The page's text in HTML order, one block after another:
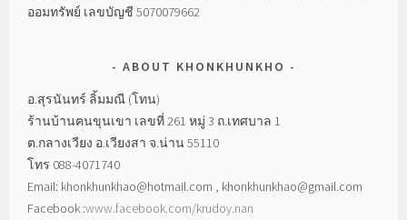
ออมทรัพย์ เลขบัญชี 5070079662
ABOUT KHONKHUNKHO
อ.สุรนันทร์ ลิ้มมณี (โทน)
ร้านบ้านฅนขุนเขา เลขที่ 261 หมู่ 3 ถ.เทศบาล 1
ต.กลางเวียง อ.เวียงสา จ.น่าน 55110
โทร 088-4071740
Email: khonkhunkhao@hotmail.com , khonkhunkhao@gmail.com
Facebook :www.facebook.com/krudoy.nan